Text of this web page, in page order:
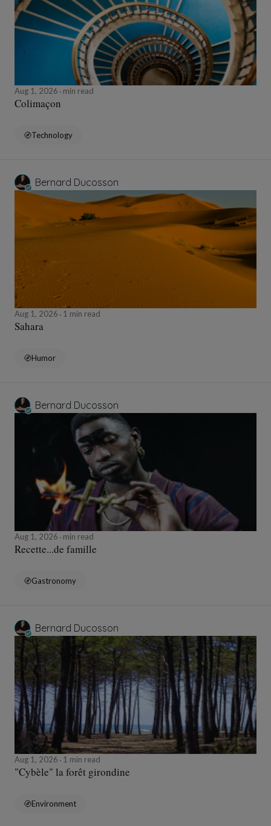
Aug 1, 2026 min read
Colimaçon
Technology
Bernard Ducosson
Aug 1, 2026 1 min read
Sahara
Humor
Bernard Ducosson
Aug 1, 2026 min read
Recette...de famille
Gastronomy
Bernard Ducosson
Aug 1, 2026 1 min read
"Cybèle" la forêt girondine
Environment